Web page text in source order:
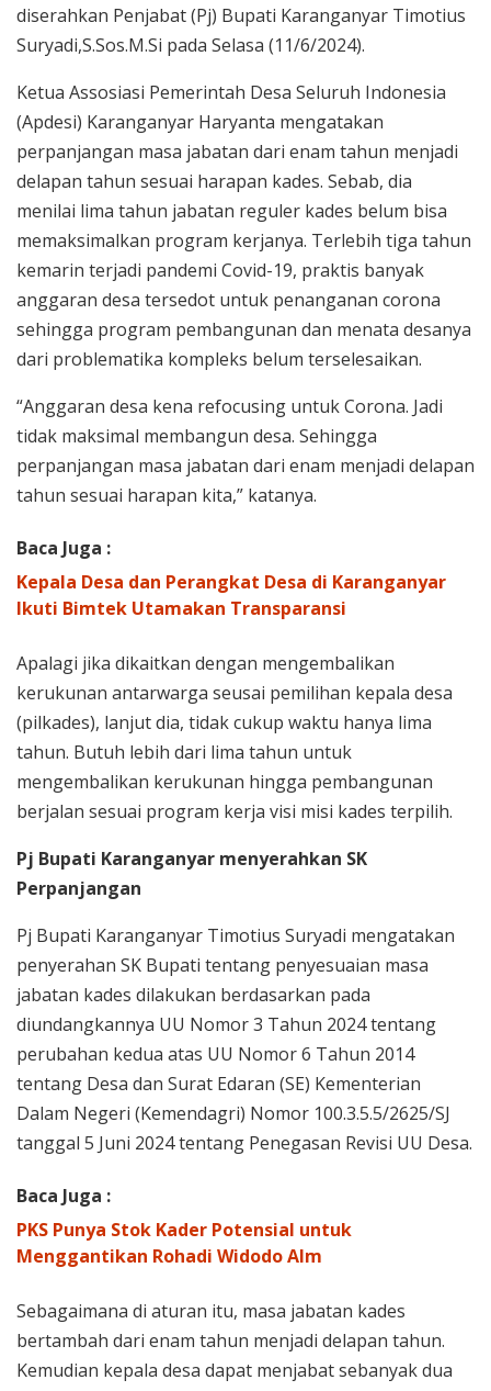
diserahkan Penjabat (Pj) Bupati Karanganyar Timotius
Suryadi,S.Sos.M.Si pada Selasa (11/6/2024).
Ketua Assosiasi Pemerintah Desa Seluruh Indonesia
(Apdesi) Karanganyar Haryanta mengatakan
perpanjangan masa jabatan dari enam tahun menjadi
delapan tahun sesuai harapan kades. Sebab, dia
menilai lima tahun jabatan reguler kades belum bisa
memaksimalkan program kerjanya. Terlebih tiga tahun
kemarin terjadi pandemi Covid-19, praktis banyak
anggaran desa tersedot untuk penanganan corona
sehingga program pembangunan dan menata desanya
dari problematika kompleks belum terselesaikan.
“Anggaran desa kena refocusing untuk Corona. Jadi
tidak maksimal membangun desa. Sehingga
perpanjangan masa jabatan dari enam menjadi delapan
tahun sesuai harapan kita,” katanya.
Baca Juga :
Kepala Desa dan Perangkat Desa di Karanganyar
Ikuti Bimtek Utamakan Transparansi
Apalagi jika dikaitkan dengan mengembalikan
kerukunan antarwarga seusai pemilihan kepala desa
(pilkades), lanjut dia, tidak cukup waktu hanya lima
tahun. Butuh lebih dari lima tahun untuk
mengembalikan kerukunan hingga pembangunan
berjalan sesuai program kerja visi misi kades terpilih.
Pj Bupati Karanganyar menyerahkan SK
Perpanjangan
Pj Bupati Karanganyar Timotius Suryadi mengatakan
penyerahan SK Bupati tentang penyesuaian masa
jabatan kades dilakukan berdasarkan pada
diundangkannya UU Nomor 3 Tahun 2024 tentang
perubahan kedua atas UU Nomor 6 Tahun 2014
tentang Desa dan Surat Edaran (SE) Kementerian
Dalam Negeri (Kemendagri) Nomor 100.3.5.5/2625/SJ
tanggal 5 Juni 2024 tentang Penegasan Revisi UU Desa.
Baca Juga :
PKS Punya Stok Kader Potensial untuk
Menggantikan Rohadi Widodo Alm
Sebagaimana di aturan itu, masa jabatan kades
bertambah dari enam tahun menjadi delapan tahun.
Kemudian kepala desa dapat menjabat sebanyak dua